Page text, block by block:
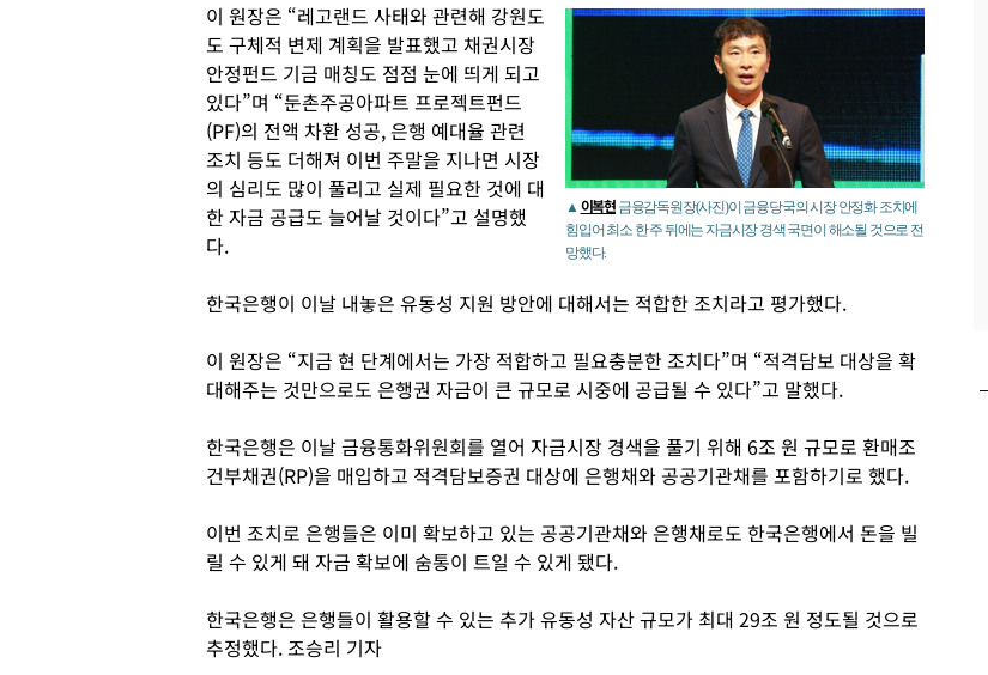
▲ 이복현 금융감독원장(사진)이 금융당국의 시장 안정화 조치에
힘입어 최소 한 주 뒤에는 자금시장 경색 국면이 해소될 것으로 전
망했다.
이 원장은 “레고랜드 사태와 관련해 강원도
도 구체적 변제 계획을 발표했고 채권시장
안정펀드 기금 매칭도 점점 눈에 띄게 되고
있다”며 “둔촌주공아파트 프로젝트펀드
(PF)의 전액 차환 성공, 은행 예대율 관련
조치 등도 더해져 이번 주말을 지나면 시장
의 심리도 많이 풀리고 실제 필요한 것에 대
한 자금 공급도 늘어날 것이다”고 설명했
다.
한국은행이 이날 내놓은 유동성 지원 방안에 대해서는 적합한 조치라고 평가했다.
이 원장은 “지금 현 단계에서는 가장 적합하고 필요충분한 조치다”며 “적격담보 대상을 확
대해주는 것만으로도 은행권 자금이 큰 규모로 시중에 공급될 수 있다”고 말했다.
한국은행은 이날 금융통화위원회를 열어 자금시장 경색을 풀기 위해 6조 원 규모로 환매조
건부채권(RP)을 매입하고 적격담보증권 대상에 은행채와 공공기관채를 포함하기로 했다.
이번 조치로 은행들은 이미 확보하고 있는 공공기관채와 은행채로도 한국은행에서 돈을 빌
릴 수 있게 돼 자금 확보에 숨통이 트일 수 있게 됐다.
한국은행은 은행들이 활용할 수 있는 추가 유동성 자산 규모가 최대 29조 원 정도될 것으로
추정했다. 조승리 기자